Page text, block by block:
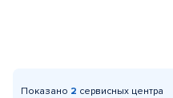
Показано 2 сервисных центра